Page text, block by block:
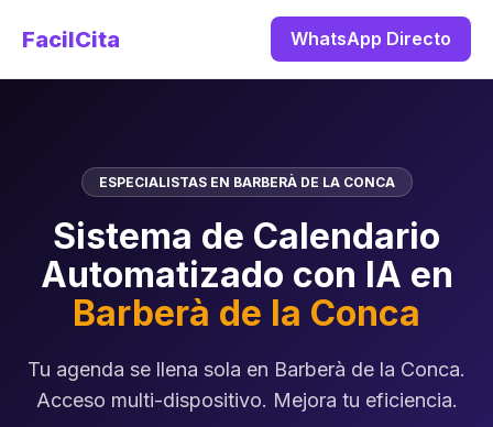
FacilCita WhatsApp Directo
ESPECIALISTAS EN BARBERÀ DE LA CONCA
Sistema de Calendario
Automatizado con IA en
Barberà de la Conca
Tu agenda se llena sola en Barberà de la Conca.
Acceso multi-dispositivo. Mejora tu eficiencia.